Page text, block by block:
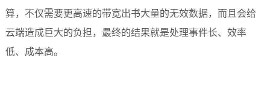
算，不仅需要更高速的带宽出书大量的无效数据，而且会给
云端造成巨大的负担，最终的结果就是处理事件长、效率
低、成本高。